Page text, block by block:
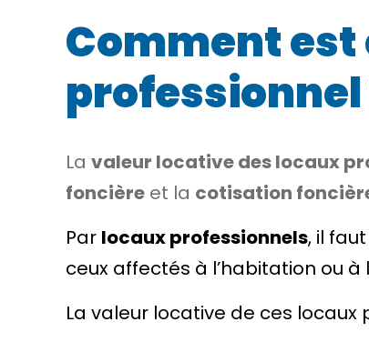
Comment
professionnel
La valeur locative des locaux
foncière et la cotisation
Par locaux professionnels, il
ceux affectés à l’habitation ou à
La valeur locative de ces